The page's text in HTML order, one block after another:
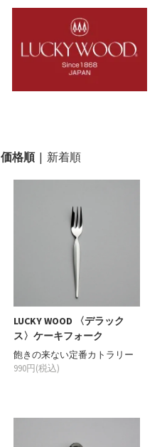
価格順| 新着順
LUCKY WOOD 〈デラック
ス〉ケーキフォーク
飽きの来ない定番カトラリー
990円(税込)